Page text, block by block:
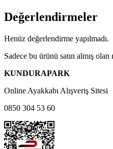
Değerlendirmeler
Henüz değerlendirme yapılmadı.
Sadece bu ürünü satın almış
KUNDURAPARK
Online Ayakkabı Alışveriş Sitesi
0850 304 53 60